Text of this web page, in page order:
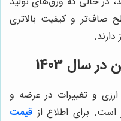
صاف‌تر و کیفیت بالاتری
1403
و تغییرات در عرضه و
است. برای اطلاع از قیمت